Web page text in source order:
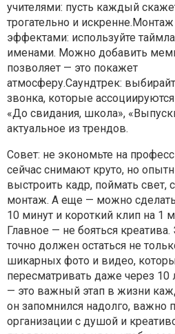
учителями: пусть каждый
трогательно и искренне.Монтаж
эффектами: используйте
именами. Можно добавить
позволяет — это покажет
атмосферу.Саундтрек:
звонка, которые
«До свидания, школа»,
актуальное из трендов.
Совет: не экономьте на
сейчас снимают круто, но
выстроить кадр, поймать свет,
монтаж. А еще — можно
10 минут и короткий клип на 1
Главное — не бояться
точно должен остаться не
шикарных фото и видео,
пересматривать даже через 10
— это важный этап в жизни
он запомнился надолго, важно
организации с душой и